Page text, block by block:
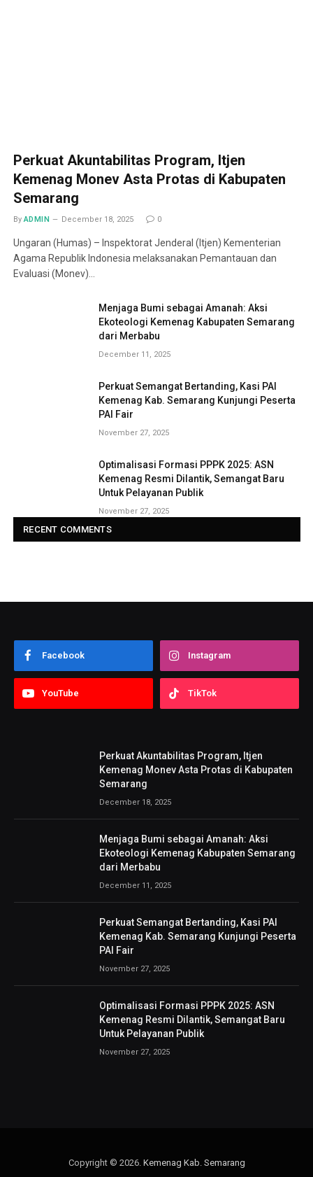
Perkuat Akuntabilitas Program, Itjen
Kemenag Monev Asta Protas di Kabupaten
Semarang
By ADMIN December 18, 2025 0
Ungaran (Humas) – Inspektorat Jenderal (Itjen) Kementerian
Agama Republik Indonesia melaksanakan Pemantauan dan
Evaluasi (Monev)…
Menjaga Bumi sebagai Amanah: Aksi
Ekoteologi Kemenag Kabupaten Semarang
dari Merbabu
December 11, 2025
Perkuat Semangat Bertanding, Kasi PAI
Kemenag Kab. Semarang Kunjungi Peserta
PAI Fair
November 27, 2025
Optimalisasi Formasi PPPK 2025: ASN
Kemenag Resmi Dilantik, Semangat Baru
Untuk Pelayanan Publik
November 27, 2025
RECENT COMMENTS
Facebook Instagram
YouTube TikTok
Perkuat Akuntabilitas Program, Itjen
Kemenag Monev Asta Protas di Kabupaten
Semarang
December 18, 2025
Menjaga Bumi sebagai Amanah: Aksi
Ekoteologi Kemenag Kabupaten Semarang
dari Merbabu
December 11, 2025
Perkuat Semangat Bertanding, Kasi PAI
Kemenag Kab. Semarang Kunjungi Peserta
PAI Fair
November 27, 2025
Optimalisasi Formasi PPPK 2025: ASN
Kemenag Resmi Dilantik, Semangat Baru
Untuk Pelayanan Publik
November 27, 2025
Copyright © 2026. Kemenag Kab. Semarang